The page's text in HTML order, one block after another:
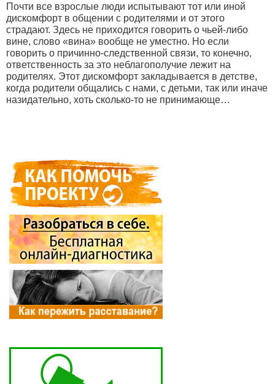
Почти все взрослые люди испытывают тот или иной
дискомфорт в общении с родителями и от этого
страдают. Здесь не приходится говорить о чьей-либо
вине, слово «вина» вообще не уместно. Но если
говорить о причинно-следственной связи, то конечно,
ответственность за это неблагополучие лежит на
родителях. Этот дискомфорт закладывается в детстве,
когда родители общались с нами, с детьми, так или иначе
назидательно, хоть сколько-то не принимающе…